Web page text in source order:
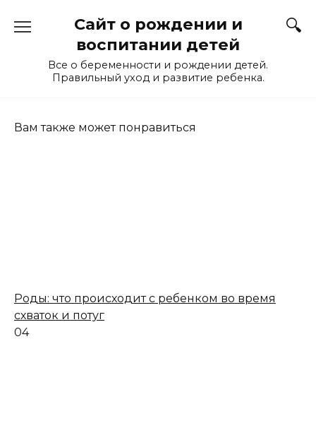
Сайт о рождении и
воспитании детей
Все о беременности и рождении детей.
Правильный уход и развитие ребенка.
Вам также может понравиться
Роды: что происходит с ребенком во время
схваток и потуг
04